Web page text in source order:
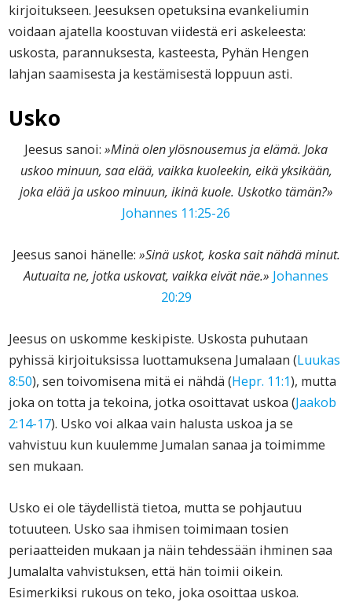
kirjoitukseen. Jeesuksen opetuksina evankeliumin
voidaan ajatella koostuvan viidestä eri askeleesta:
uskosta, parannuksesta, kasteesta, Pyhän Hengen
lahjan saamisesta ja kestämisestä loppuun asti.
Usko
Jeesus sanoi: »Minä olen ylösnousemus ja elämä. Joka
uskoo minuun, saa elää, vaikka kuoleekin, eikä yksikään,
joka elää ja uskoo minuun, ikinä kuole. Uskotko tämän?»
Johannes 11:25-26
Jeesus sanoi hänelle: »Sinä uskot, koska sait nähdä minut.
Autuaita ne, jotka uskovat, vaikka eivät näe.» Johannes
20:29
Jeesus on uskomme keskipiste. Uskosta puhutaan
pyhissä kirjoituksissa luottamuksena Jumalaan (Luukas
8:50), sen toivomisena mitä ei nähdä (Hepr. 11:1), mutta
joka on totta ja tekoina, jotka osoittavat uskoa (Jaakob
2:14-17). Usko voi alkaa vain halusta uskoa ja se
vahvistuu kun kuulemme Jumalan sanaa ja toimimme
sen mukaan.
Usko ei ole täydellistä tietoa, mutta se pohjautuu
totuuteen. Usko saa ihmisen toimimaan tosien
periaatteiden mukaan ja näin tehdessään ihminen saa
Jumalalta vahvistuksen, että hän toimii oikein.
Esimerkiksi rukous on teko, joka osoittaa uskoa.